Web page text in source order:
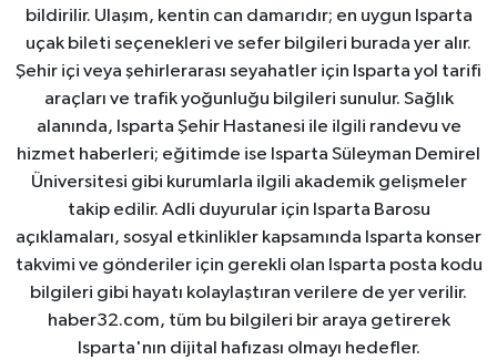
bildirilir. Ulaşım, kentin can damarıdır; en uygun Isparta
uçak bileti seçenekleri ve sefer bilgileri burada yer alır.
Şehir içi veya şehirlerarası seyahatler için Isparta yol tarifi
araçları ve trafik yoğunluğu bilgileri sunulur. Sağlık
alanında, Isparta Şehir Hastanesi ile ilgili randevu ve
hizmet haberleri; eğitimde ise Isparta Süleyman Demirel
Üniversitesi gibi kurumlarla ilgili akademik gelişmeler
takip edilir. Adli duyurular için Isparta Barosu
açıklamaları, sosyal etkinlikler kapsamında Isparta konser
takvimi ve gönderiler için gerekli olan Isparta posta kodu
bilgileri gibi hayatı kolaylaştıran verilere de yer verilir.
haber32.com, tüm bu bilgileri bir araya getirerek
Isparta'nın dijital hafızası olmayı hedefler.